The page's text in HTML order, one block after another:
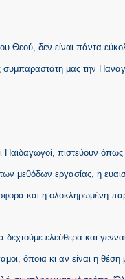
δεν είναι πάντα
μας την
πιστεύουν όπως
μεθόδων εργασίας, η
και η ολοκληρωμένη
ελεύθερα και
όποια κι αν είναι η